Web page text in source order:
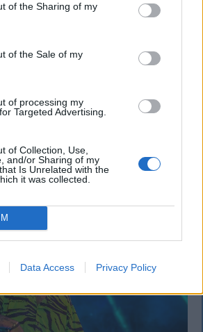
of the Sharing of my
of the Sale of my
of processing my
Targeted Advertising.
of Collection, Use,
and/or Sharing of my
Is Unrelated with the
it was collected.
Data Access Privacy Policy
lett a szűk
úti vitából Csatószegen
több embert, mezőgazdasági
meg, és ideiglenes védelmi
azután, hogy szombat
alakult ki Csatószegen egy
nyomán.